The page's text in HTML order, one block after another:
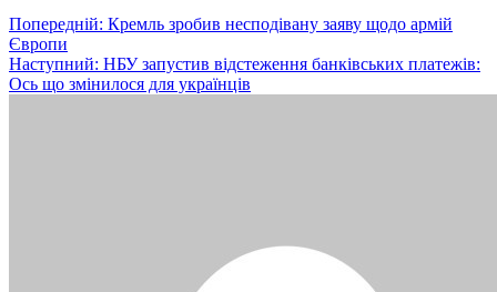
Навігація
записів
Попередній: Кремль зробив несподівану заяву щодо армій
Європи
Наступний: НБУ запустив відстеження банківських платежів:
Ось що змінилося для українців